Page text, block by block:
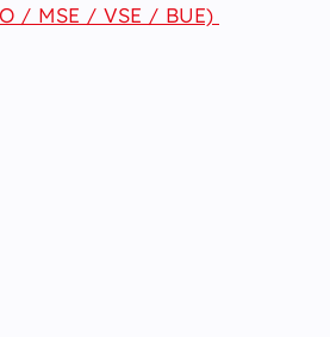
/ MSE / VSE / BUE)